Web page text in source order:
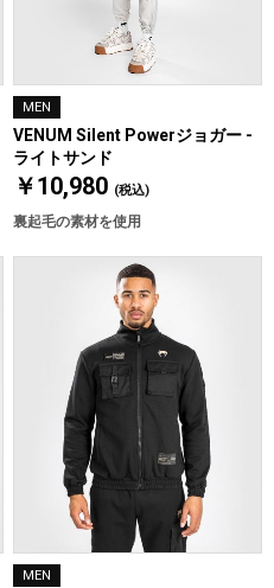
MEN
VENUM Silent Powerジョガー -
ライトサンド
￥10,980 (税込)
裏起毛の素材を使用
MEN